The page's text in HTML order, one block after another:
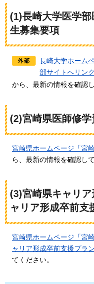
(1)長崎大学医学
生募集要項
長崎大学ホーム
部サイトへリンク
から、最新の情報を確認
(2)宮崎県医師修
宮崎県ホームページ「宮
ら、最新の情報を確認し
(3)宮崎県キャリ
ャリア形成卒前支
宮崎県ホームページ「宮
ャリア形成卒前支援プラ
てください。